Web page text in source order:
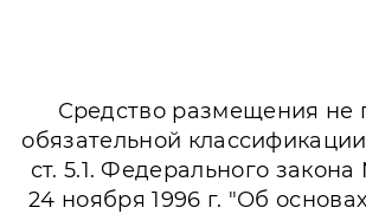
Средство размещения не
обязательной
ст. 5.1. Федерального
24 ноября 1996 г. "Об